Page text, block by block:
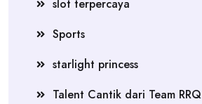
slot terpercaya
Sports
starlight princess
Talent Cantik dari Team RRQ